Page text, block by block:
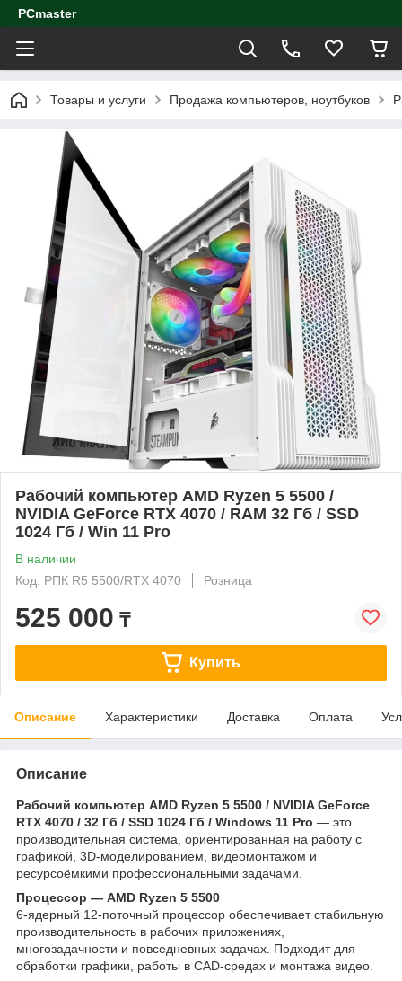
PCmaster
Товары и услуги Продажа компьютеров, ноутбуков
Рабочий компьютер AMD Ryzen 5 5500 /
NVIDIA GeForce RTX 4070 / RAM 32 Гб / SSD
1024 Гб / Win 11 Pro
В наличии
Код: РПК R5 5500/RTX 4070
Розница
525 000 ₸
Купить
Описание Характеристики Доставка Оплата
Описание
Рабочий компьютер AMD Ryzen 5 5500 / NVIDIA GeForce
RTX 4070 / 32 Гб / SSD 1024 Гб / Windows 11 Pro — это
производительная система, ориентированная на работу с
графикой, 3D-моделированием, видеомонтажом и
ресурсоёмкими профессиональными задачами.
Процессор — AMD Ryzen 5 5500
6-ядерный 12-поточный процессор обеспечивает стабильную
производительность в рабочих приложениях,
многозадачности и повседневных задачах. Подходит для
обработки графики, работы в CAD-средах и монтажа видео.